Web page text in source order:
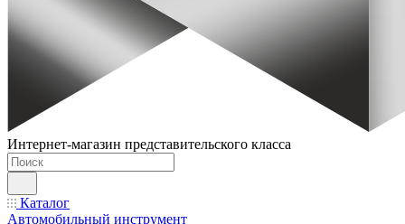
Интернет-магазин представительского класса
Каталог
Автомобильный инструмент